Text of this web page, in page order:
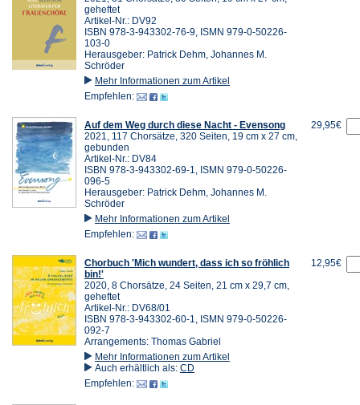
geheftet
Artikel-Nr.: DV92
ISBN 978-3-943302-76-9, ISMN 979-0-50226-
103-0
Herausgeber: Patrick Dehm, Johannes M.
Schröder
Mehr Informationen zum Artikel
Empfehlen:
Auf dem Weg durch diese Nacht - Evensong
2021, 117 Chorsätze, 320 Seiten, 19 cm x 27 cm,
gebunden
Artikel-Nr.: DV84
ISBN 978-3-943302-69-1, ISMN 979-0-50226-
096-5
Herausgeber: Patrick Dehm, Johannes M.
Schröder
Mehr Informationen zum Artikel
Empfehlen:
29,95€
Chorbuch 'Mich wundert, dass ich so fröhlich
bin!'
2020, 8 Chorsätze, 24 Seiten, 21 cm x 29,7 cm,
geheftet
Artikel-Nr.: DV68/01
ISBN 978-3-943302-60-1, ISMN 979-0-50226-
092-7
Arrangements: Thomas Gabriel
Mehr Informationen zum Artikel
Auch erhältlich als: CD
Empfehlen:
12,95€